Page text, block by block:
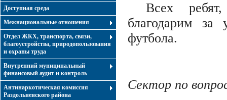
Доступная среда
Межнациональные отношения
Отдел ЖКХ, транспорта, связи,
благоустройства, природопользования
и охраны труда
Внутренний муниципальный
финансовый аудит и контроль
Антинаркотическая комиссия
Раздольненского района
Всех
благодарим за
футбола.
Сектор по